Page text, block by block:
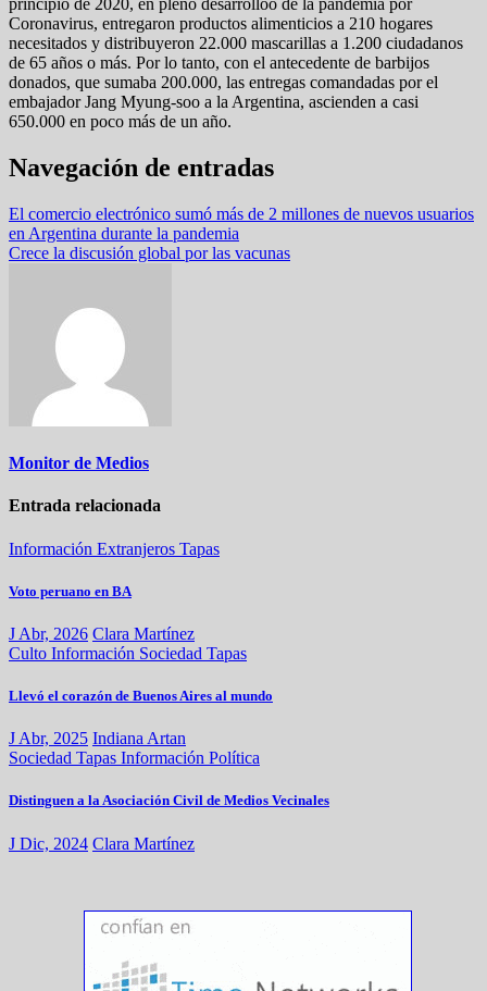
principio de 2020, en pleno desarrolloo de la pandemia por
Coronavirus, entregaron productos alimenticios a 210 hogares
necesitados y distribuyeron 22.000 mascarillas a 1.200 ciudadanos
de 65 años o más. Por lo tanto, con el antecedente de barbijos
donados, que sumaba 200.000, las entregas comandadas por el
embajador Jang Myung-soo a la Argentina, ascienden a casi
650.000 en poco más de un año.
Navegación de entradas
El comercio electrónico sumó más de 2 millones de nuevos usuarios
en Argentina durante la pandemia
Crece la discusión global por las vacunas
Monitor de Medios
Entrada relacionada
Información Extranjeros Tapas
Voto peruano en BA
J Abr, 2026 Clara Martínez
Culto Información Sociedad Tapas
Llevó el corazón de Buenos Aires al mundo
J Abr, 2025 Indiana Artan
Sociedad Tapas Información Política
Distinguen a la Asociación Civil de Medios Vecinales
J Dic, 2024 Clara Martínez